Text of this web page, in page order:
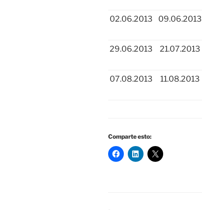
02.06.2013 09.06.2013
29.06.2013 21.07.2013
07.08.2013 11.08.2013
Comparte esto: